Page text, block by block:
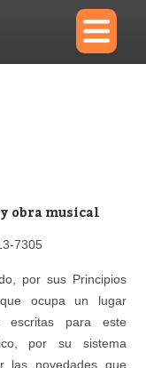
×
Reproductor
obra musical
7305
por sus Principios
ocupa un lugar
escritas para este
por su sistema
las novedades que